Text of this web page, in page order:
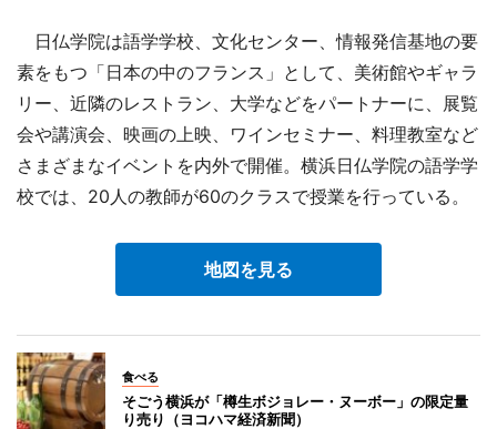
日仏学院は語学学校、文化センター、情報発信基地の要
素をもつ「日本の中のフランス」として、美術館やギャラ
リー、近隣のレストラン、大学などをパートナーに、展覧
会や講演会、映画の上映、ワインセミナー、料理教室など
さまざまなイベントを内外で開催。横浜日仏学院の語学学
校では、20人の教師が60のクラスで授業を行っている。
地図を見る
食べる
そごう横浜が「樽生ボジョレー・ヌーボー」の限定量
り売り（ヨコハマ経済新聞）